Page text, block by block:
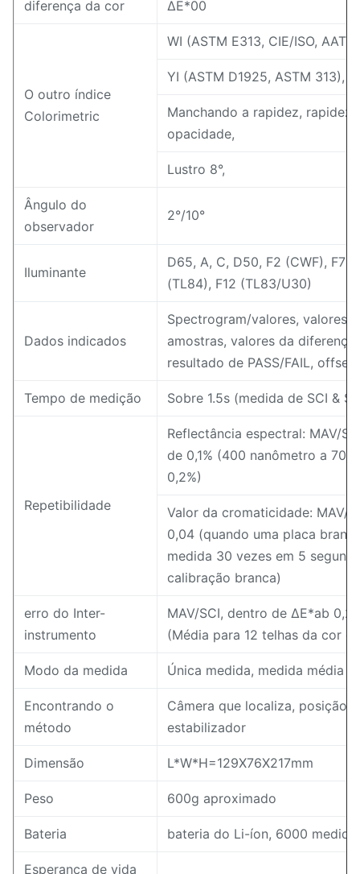
diferença da cor
ΔE*00
O outro índice
Colorimetric
WI (ASTM E313, CIE/ISO,
YI (ASTM D1925, ASTM 313),
Manchando a rapidez, rapidez
opacidade,
Lustro 8°,
Ângulo do
observador
2°/10°
Iluminante
D65, A, C, D50, F2 (CWF), F7
(TL84), F12 (TL83/U30)
Dados indicados
Spectrogram/valores, valores
amostras, valores da
resultado de PASS/FAIL, offset
Tempo de medição Sobre 1.5s (medida de SCI &
Repetibilidade
Reflectância espectral: MAV/
de 0,1% (400 nanômetro a
0,2%)
Valor da cromaticidade: MAV/
0,04 (quando uma placa
medida 30 vezes em 5
calibração branca)
erro do Inter-
instrumento
MAV/SCI, dentro de ΔE*ab 0,2
(Média para 12 telhas da cor
Modo da medida Única medida, medida média
Encontrando o
método
Câmera que localiza, posição
estabilizador
Dimensão L*W*H=129X76X217mm
Peso 600g aproximado
Bateria bateria do Li-íon, 6000
Esperança de vida